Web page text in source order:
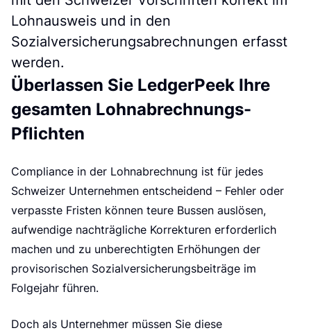
Lohnausweis und in den
Sozialversicherungsabrechnungen erfasst
werden.
Überlassen Sie LedgerPeek Ihre
gesamten Lohnabrechnungs-
Pflichten
Compliance in der Lohnabrechnung ist für jedes
Schweizer Unternehmen entscheidend – Fehler oder
verpasste Fristen können teure Bussen auslösen,
aufwendige nachträgliche Korrekturen erforderlich
machen und zu unberechtigten Erhöhungen der
provisorischen Sozialversicherungsbeiträge im
Folgejahr führen.
Doch als Unternehmer müssen Sie diese